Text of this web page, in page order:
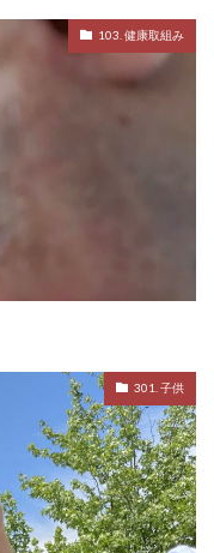
103. 健康取組み
301. 子供